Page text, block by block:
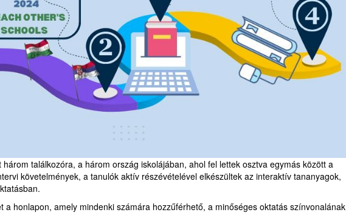
találkozóra, a három ország iskolájában, ahol fel lettek osztva egymás között a
követelmények, a tanulók aktív részévételével elkészültek az interaktív tananyagok,
a honlapon, amely mindenki számára hozzűférhető, a minőséges oktatás színvonalának